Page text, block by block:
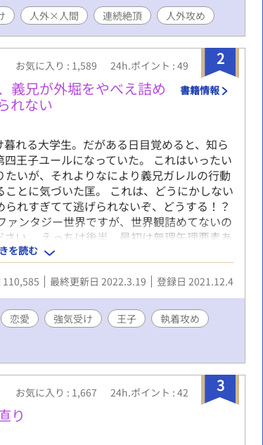
人外×人間 連続絶頂 人外攻め
2
お気に入り : 1,589 24h.ポイント : 49
義兄が外堀をやべえ詰め
れない
書籍情報
れる大学生。だがある日目覚めると、知ら
王子ユールになっていた。 これはいったい
いが、それよりなにより義兄ガレルの行動
とに気づいた匡。 これは、どうにかしない
れすぎてて逃げられないぞ、どうする！？
ァンタジー世界ですが、世界観詰めてないの
い。 えっちは後半。最初は無理矢理要素あ
。
を読む
110,585 最終更新日 2022.3.19 登録日 2021.12.4
恋愛 強気受け 王子
執着攻め
3
お気に入り : 1,667 24h.ポイント : 42
り